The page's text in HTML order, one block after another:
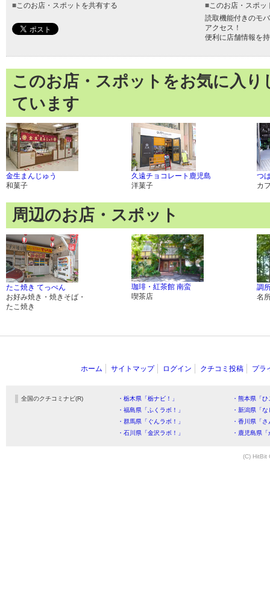
■ このお店・スポットを共有する ■ このお店・スポ
読取機能付きのモ
アクセス！
便利に店舗情報を
このお店・スポットをお気に入
ています
金生まんじゅう
和菓子
久遠チョコレート鹿児島
洋菓子
つ
カ
周辺のお店・スポット
たこ焼き てっぺん
お好み焼き・焼きそば・
たこ焼き
珈琲・紅茶館 南蛮
喫茶店
調
名
ホーム サイトマップ ログイン クチコミ投稿 プラ
全国のクチコミナビ(R) ・栃木県「栃ナビ！」
・熊本県「
・福島県「ふくラボ！」
・新潟県「
・群馬県「ぐんラボ！」
・香川県「
・石川県「金沢ラボ！」
・鹿児島県
(C) HitBit